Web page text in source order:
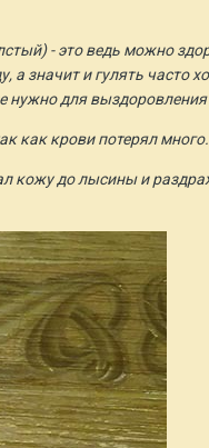
- это ведь можно
а значит и гулять часто
нужно для
как крови потерял много.
кожу до лысины и